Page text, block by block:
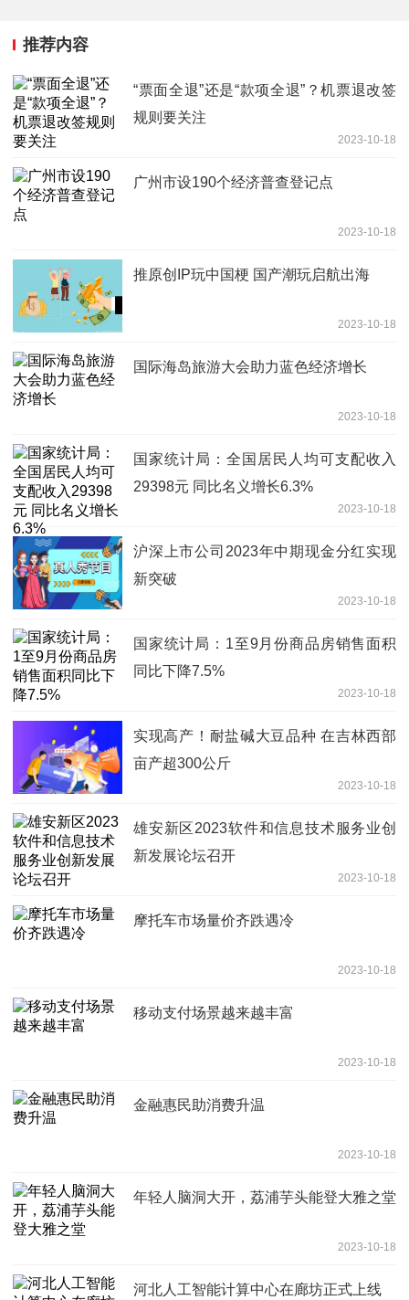
推荐内容
“票面全退”还是“款项全退”？机票退改签
规则要关注
2023-10-18
广州市设190个经济普查登记点
2023-10-18
推原创IP玩中国梗 国产潮玩启航出海
2023-10-18
国际海岛旅游大会助力蓝色经济增长
2023-10-18
国家统计局：全国居民人均可支配收入
29398元 同比名义增长6.3%
2023-10-18
沪深上市公司2023年中期现金分红实现
新突破
2023-10-18
国家统计局：1至9月份商品房销售面积
同比下降7.5%
2023-10-18
实现高产！耐盐碱大豆品种 在吉林西部
亩产超300公斤
2023-10-18
雄安新区2023软件和信息技术服务业创
新发展论坛召开
2023-10-18
摩托车市场量价齐跌遇冷
2023-10-18
移动支付场景越来越丰富
2023-10-18
金融惠民助消费升温
2023-10-18
年轻人脑洞大开，荔浦芋头能登大雅之堂
2023-10-18
河北人工智能计算中心在廊坊正式上线